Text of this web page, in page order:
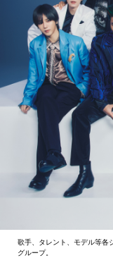
歌手、タレント、モデル等各
グループ。